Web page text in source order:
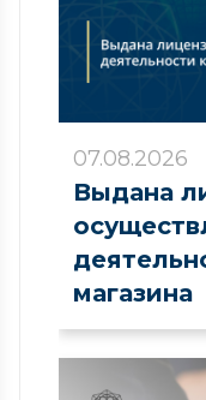
07.08.2026
Выдана
магазина